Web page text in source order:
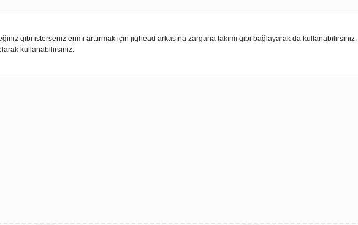
gibi isterseniz erimi arttırmak için jighead arkasına zargana takımı gibi bağlayarak da kullanabilirsiniz.
kullanabilirsiniz.